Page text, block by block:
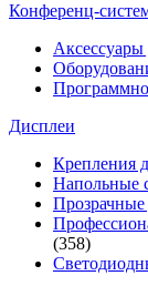
Конференц-
Аксессуары
Дисплеи
Крепления
Напольные
Прозрачные
(358)